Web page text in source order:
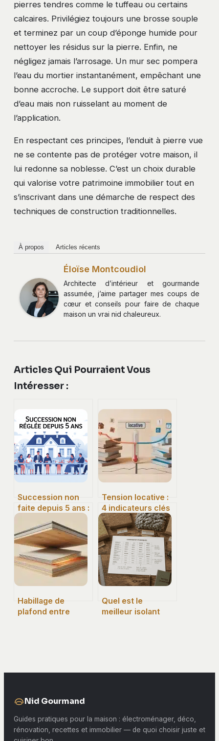
pierres tendres comme le tuffeau ou certains
calcaires. Privilégiez toujours une brosse souple
et terminez par un coup d’éponge humide pour
nettoyer les résidus sur la pierre. Enfin, ne
négligez jamais l’arrosage. Un mur sec pompera
l’eau du mortier instantanément, empêchant une
bonne accroche. Le support doit être saturé
d’eau mais non ruisselant au moment de
l’application.
En respectant ces principes, l’enduit à pierre vue
ne se contente pas de protéger votre maison, il
lui redonne sa noblesse. C’est un choix durable
qui valorise votre patrimoine immobilier tout en
s’inscrivant dans une démarche de respect des
techniques de construction traditionnelles.
À propos Articles récents
Éloïse Montcoudiol
Architecte d’intérieur et gourmande
assumée, j’aime partager mes coups de
cœur et conseils pour faire de chaque
maison un vrai nid chaleureux.
Articles Qui Pourraient Vous
Intéresser :
Succession non
faite depuis 5 ans :
conséquences,
solutions et délais
à connaître
Tension locative :
4 indicateurs clés
pour sécuriser
votre rendement
malgré le
rééquilibrage du
marché
Habillage de
plafond entre
Quel est le
meilleur isolant
Nid Gourmand
Guides pratiques pour la maison : électroménager, déco,
rénovation, recettes et immobilier — de quoi choisir juste et